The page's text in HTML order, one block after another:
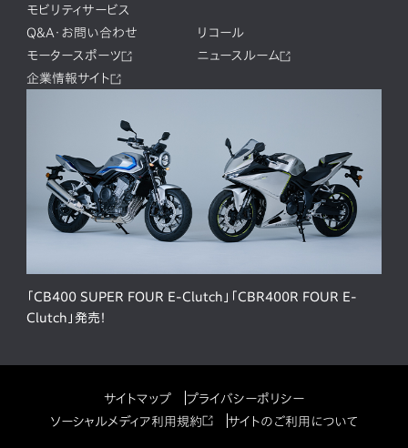
モビリティサービス
Q&A・お問い合わせ
リコール
モータースポーツ
ニュースルーム
企業情報サイト
「CB400 SUPER FOUR E-Clutch」「CBR400R FOUR E-
Clutch」発売！
サイトマップ
プライバシーポリシー
ソーシャルメディア利用規約
サイトのご利用について